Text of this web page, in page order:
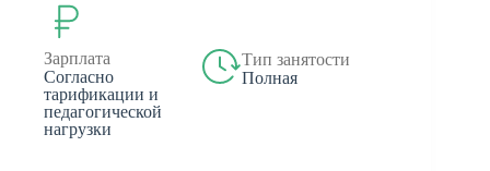
Зарплата
Согласно
тарификации и
педагогической
нагрузки
Тип занятости
Полная